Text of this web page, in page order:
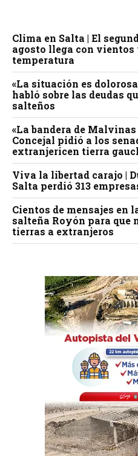
Clima en Salta | El
agosto llega con vientos
temperatura
«La situación es
habló sobre las deudas
salteños
«La bandera de
Concejal pidió a los
extranjericen tierra
Viva la libertad carajo |
Salta perdió 313
Cientos de mensajes en
salteña Royón para que
tierras a extranjeros